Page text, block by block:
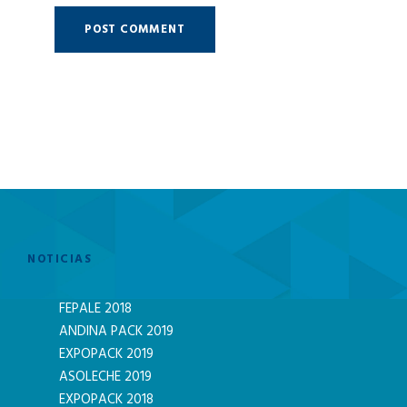
NOTICIAS
FEPALE 2018
ANDINA PACK 2019
EXPOPACK 2019
ASOLECHE 2019
EXPOPACK 2018